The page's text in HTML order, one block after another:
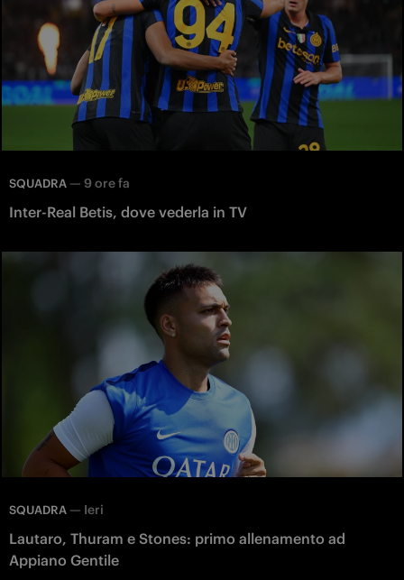
SQUADRA — 9 ore fa
Inter-Real Betis, dove vederla in TV
SQUADRA — Ieri
Lautaro, Thuram e Stones: primo allenamento ad
Appiano Gentile